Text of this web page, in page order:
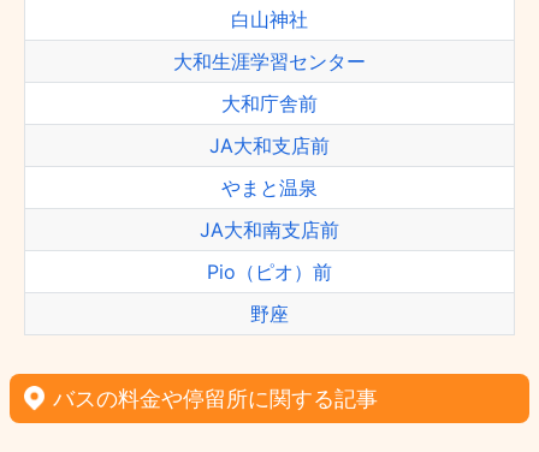
白山神社
大和生涯学習センター
大和庁舎前
JA大和支店前
やまと温泉
JA大和南支店前
Pio（ピオ）前
野座
バスの料金や停留所に関する記事